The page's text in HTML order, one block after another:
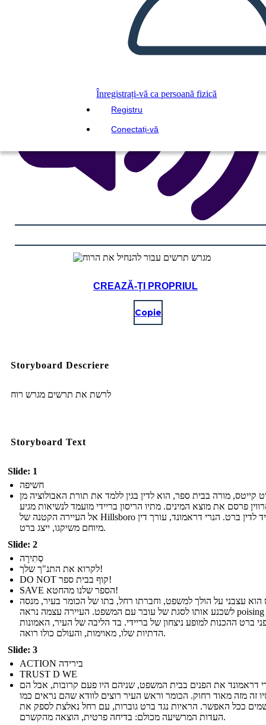
Înregistrați-vă ca persoană fizică
Registru
Conectați-vă
CREAZĂ-ȚI PROPRIUL
Copie
Storyboard Descriere
לרשת את תרשים מגרש רוח
Storyboard Text
Slide: 1
חשיפה
קייטס, מורה בבית ספר, הוא לדין בגין ללמד את תורת האבולוציה מן
פרסם את מוצא המינים. מתיו הריסון בריידי מועמד לנשיאות מגיע
אל העיירה הקטנה של Hillsboro להעמיד לדין ברט. הנרי דראמונד, עורך דין
מיוחם משיקגו, ייצג ברט.
Slide: 2
סְתִירָה
לקרוא את התנ"ך שלך!
DO NOT קוף בבית ספר!
SAVE הספר שלנו מהחטא!
הוא עצבני על הולך למשפט, וחברתו רחל, בתו של הכומר בעיר, מנסה
לשכנע אותו לסגת של עובר עם המשפט. העיירה עצמה נראה poising עצמה
ברט ההכנות למופע ניצחון של בריידי. בד הליבה של העיר, האמונות
הדתיות שלו, מאוימות, והעולם כולו רואה.
Slide: 3
ACTION בירידה
TRUST D WE
דראמונד את הפנים בבית המשפט, שניהם היו פעם קרובות, אבל הם
זה מזה מאוד רחוק. הכומר וראש העיר רוצים לוודא שהם נראים כמו
ככל האפשר. הראיות נגד ברט גוברות, עם רחל נאלצת לספק את
העדות המרשיעה מכולם: בדיחה פרטית, הוצאה מהקשרם.